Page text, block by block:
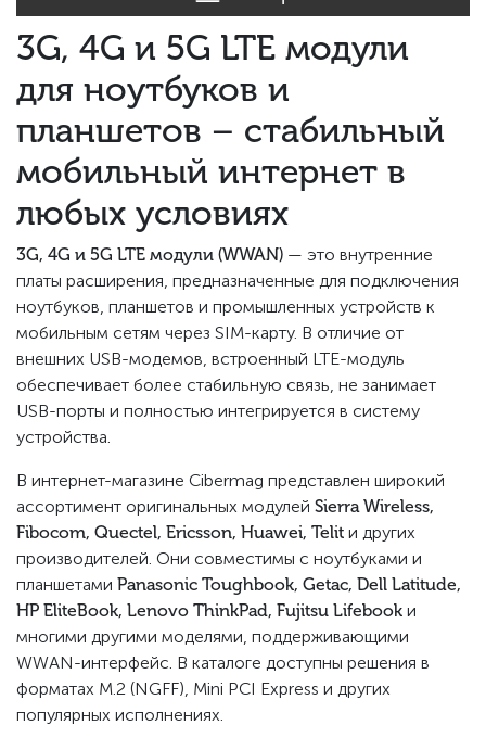
3G, 4G и 5G LTE модули
для ноутбуков и
планшетов – стабильный
мобильный интернет в
любых условиях
3G, 4G и 5G LTE модули (WWAN) — это внутренние
платы расширения, предназначенные для подключения
ноутбуков, планшетов и промышленных устройств к
мобильным сетям через SIM-карту. В отличие от
внешних USB-модемов, встроенный LTE-модуль
обеспечивает более стабильную связь, не занимает
USB-порты и полностью интегрируется в систему
устройства.
В интернет-магазине Cibermag представлен широкий
ассортимент оригинальных модулей Sierra Wireless,
Fibocom, Quectel, Ericsson, Huawei, Telit и других
производителей. Они совместимы с ноутбуками и
планшетами Panasonic Toughbook, Getac, Dell Latitude,
HP EliteBook, Lenovo ThinkPad, Fujitsu Lifebook и
многими другими моделями, поддерживающими
WWAN-интерфейс. В каталоге доступны решения в
форматах M.2 (NGFF), Mini PCI Express и других
популярных исполнениях.